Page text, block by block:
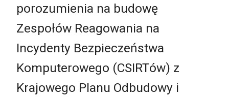
porozumienia na budowę
Zespołów Reagowania na
Incydenty Bezpieczeństwa
Komputerowego (CSIRTów) z
Krajowego Planu Odbudowy i